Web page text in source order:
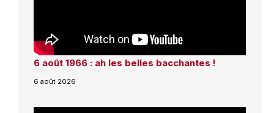
6 août 1966 : ah les belles bacchantes !
6 août 2026